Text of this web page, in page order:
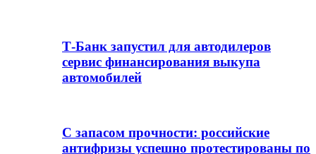
Т-Банк запустил для автодилеров
сервис финансирования выкупа
автомобилей
С запасом прочности: российские
антифризы успешно протестированы по